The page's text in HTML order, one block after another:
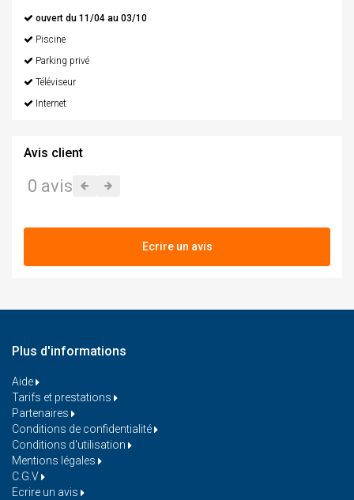
ouvert du 11/04 au 03/10
Piscine
Parking privé
Téléviseur
Internet
Avis client
0 avis
Ecrire un avis
Plus d'informations
Aide
Tarifs et prestations
Partenaires
Conditions de confidentialité
Conditions d'utilisation
Mentions légales
C.G.V
Ecrire un avis